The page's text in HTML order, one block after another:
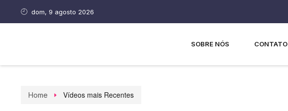
dom, 9 agosto 2026
SOBRE NÓS CONTATO
Home Vídeos mais Recentes